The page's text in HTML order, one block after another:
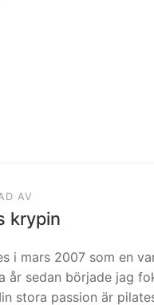
AV
krypin
i mars 2007 som en
år sedan började jag
stora passion är